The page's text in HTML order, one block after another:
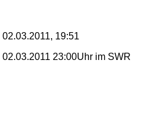
02.03.2011, 19:51
02.03.2011 23:00Uhr im SWR